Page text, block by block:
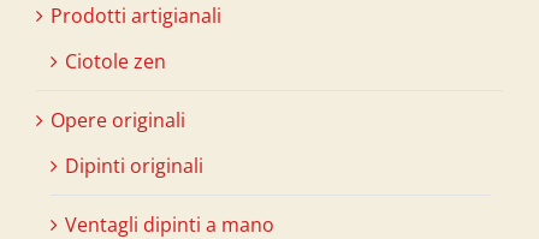
Prodotti artigianali
Ciotole zen
Opere originali
Dipinti originali
Ventagli dipinti a mano